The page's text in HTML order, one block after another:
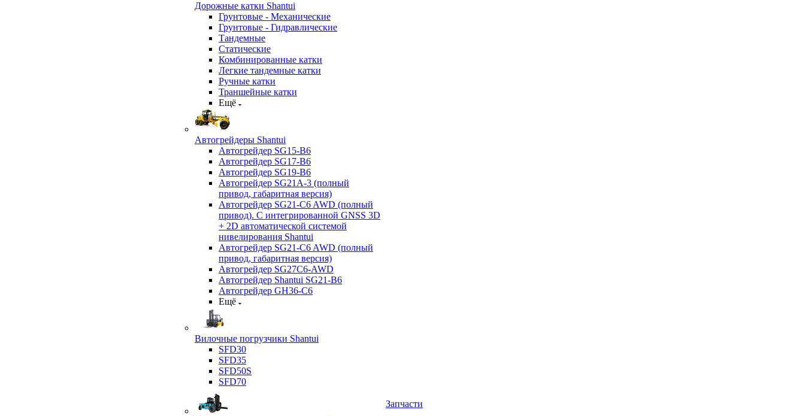
Дорожные катки Shantui
Грунтовые - Механические
Грунтовые - Гидравлические
Тандемные
Статические
Комбинированные катки
Легкие тандемные катки
Ручные катки
Траншейные катки
Ещё
Автогрейдеры Shantui
Автогрейдер SG15-B6
Автогрейдер SG17-B6
Автогрейдер SG19-B6
Автогрейдер SG21А-3 (полный
привод, габаритная версия)
Автогрейдер SG21-C6 AWD (полный
привод). С интегрированной GNSS 3D
+ 2D автоматической системой
нивелирования Shantui
Автогрейдер SG21-C6 AWD (полный
привод, габаритная версия)
Автогрейдер SG27C6-AWD
Автогрейдер Shantui SG21-B6
Автогрейдер GH36-C6
Ещё
Вилочные погрузчики Shantui
SFD30
SFD35
SFD50S
SFD70
Запчасти